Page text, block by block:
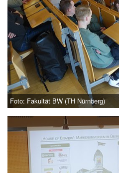
Foto: Fakultät BW (TH Nürnberg)